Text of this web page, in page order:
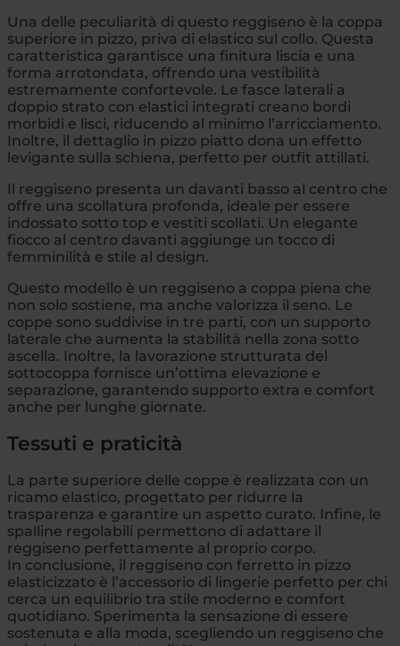
Una delle peculiarità di questo reggiseno è la coppa
superiore in pizzo, priva di elastico sul collo. Questa
caratteristica garantisce una finitura liscia e una
forma arrotondata, offrendo una vestibilità
estremamente confortevole. Le fasce laterali a
doppio strato con elastici integrati creano bordi
morbidi e lisci, riducendo al minimo l’arricciamento.
Inoltre, il dettaglio in pizzo piatto dona un effetto
levigante sulla schiena, perfetto per outfit attillati.
Il reggiseno presenta un davanti basso al centro che
offre una scollatura profonda, ideale per essere
indossato sotto top e vestiti scollati. Un elegante
fiocco al centro davanti aggiunge un tocco di
femminilità e stile al design.
Questo modello è un reggiseno a coppa piena che
non solo sostiene, ma anche valorizza il seno. Le
coppe sono suddivise in tre parti, con un supporto
laterale che aumenta la stabilità nella zona sotto
ascella. Inoltre, la lavorazione strutturata del
sottocoppa fornisce un’ottima elevazione e
separazione, garantendo supporto extra e comfort
anche per lunghe giornate.
Tessuti e praticità
La parte superiore delle coppe è realizzata con un
ricamo elastico, progettato per ridurre la
trasparenza e garantire un aspetto curato. Infine, le
spalline regolabili permettono di adattare il
reggiseno perfettamente al proprio corpo.
In conclusione, il reggiseno con ferretto in pizzo
elasticizzato è l’accessorio di lingerie perfetto per chi
cerca un equilibrio tra stile moderno e comfort
quotidiano. Sperimenta la sensazione di essere
sostenuta e alla moda, scegliendo un reggiseno che